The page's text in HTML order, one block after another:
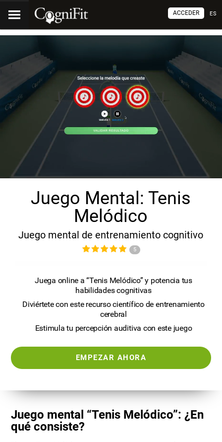
ES
ACCEDER
Juego Mental: Tenis
Melódico
Juego mental de entrenamiento cognitivo
5
Juega online a “Tenis Melódico” y potencia tus
habilidades cognitivas
Diviértete con este recurso científico de entrenamiento
cerebral
Estimula tu percepción auditiva con este juego
EMPEZAR AHORA
Juego mental “Tenis Melódico”: ¿En
qué consiste?